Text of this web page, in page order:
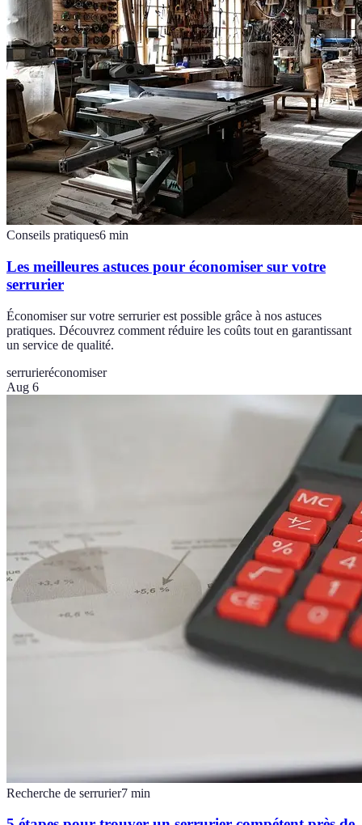
Conseils pratiques6 min
Les meilleures astuces pour économiser sur votre
serrurier
Économiser sur votre serrurier est possible grâce à nos astuces
pratiques. Découvrez comment réduire les coûts tout en garantissant
un service de qualité.
serrurieréconomiser
Aug 6
Recherche de serrurier7 min